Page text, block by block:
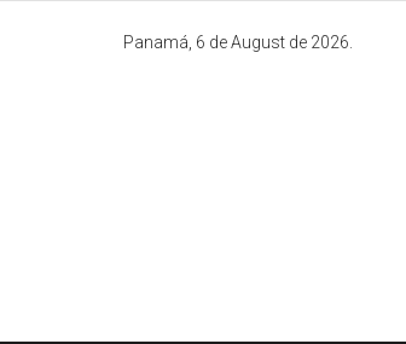
Panamá, 6 de August de 2026.